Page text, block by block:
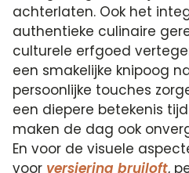
achterlaten. Ook het
authentieke culinaire
culturele erfgoed
een smakelijke knipoog
persoonlijke touches
een diepere betekenis
maken de dag ook
En voor de visuele
voor versiering bruiloft,